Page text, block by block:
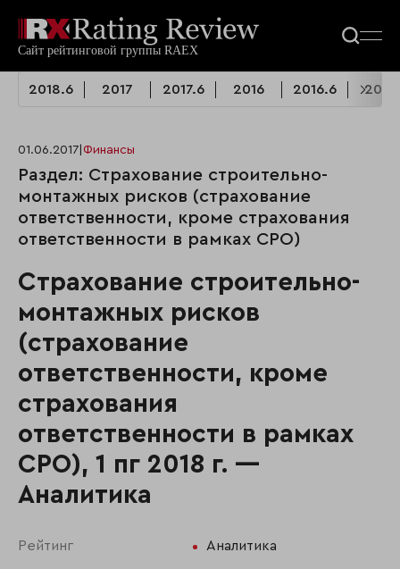
2018.6 2017 2017.6 2016 2016.6 2015
01.06.2017 Финансы
Раздел: Страхование строительно-
монтажных рисков (страхование
ответственности, кроме страхования
ответственности в рамках СРО)
Страхование строительно-
монтажных рисков
(страхование
ответственности, кроме
страхования
ответственности в рамках
СРО), 1 пг 2018 г. —
Аналитика
Рейтинг Аналитика